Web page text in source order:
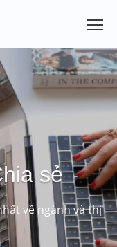
sẻ
về ngành và thị